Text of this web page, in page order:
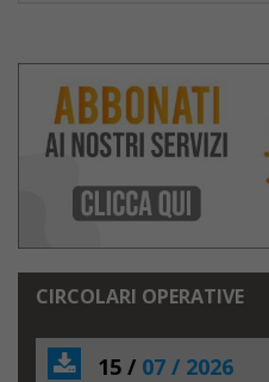
CIRCOLARI OPERATIVE
15 / 07 / 2026